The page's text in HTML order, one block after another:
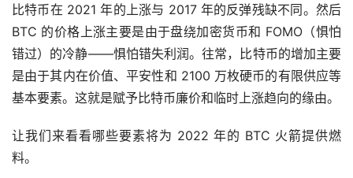
比特币在 2021 年的上涨与 2017 年的反弹残缺不同。然后
BTC 的价格上涨主要是由于盘绕加密货币和 FOMO（惧怕
错过）的冷静——惧怕错失利润。往常，比特币的增加主要
是由于其内在价值、平安性和 2100 万枚硬币的有限供应等
基本要素。这就是赋予比特币廉价和临时上涨趋向的缘由。
让我们来看看哪些要素将为 2022 年的 BTC 火箭提供燃
料。